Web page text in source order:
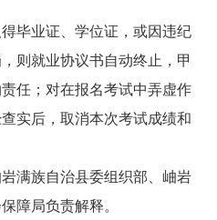
毕业证、学位证，或因违纪
则就业协议书自动终止，甲
任；对在报名考试中弄虚作
实后，取消本次考试成绩和
满族自治县委组织部、岫岩
障局负责解释。